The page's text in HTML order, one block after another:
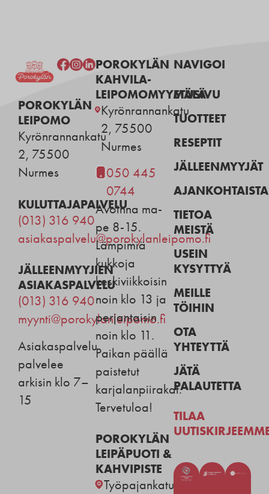
POROKYLÄN
LEIPOMO
Kyrönrannankatu
2, 75500
Nurmes
KULUTTAJAPALVELU
(013) 316 940
asiakaspalvelu@porokylanleipomo.fi
JÄLLEENMYYJIEN
ASIAKASPALVELU
(013) 316 940
myynti@porokylanleipomo.fi
Asiakaspalvelu
palvelee
arkisin klo 7–
15
POROKYLÄN
KAHVILA-
LEIPOMOMYYMÄLÄ
Kyrönrannankatu
2, 75500
Nurmes
050 445
0744
Avoinna ma-
pe 8-15.
Lämpimiä
kukkoja
keskiviikkoisin
noin klo 13 ja
perjantaisin
noin klo 11.
Paikan päällä
paistetut
karjalanpiirakat.
Tervetuloa!
POROKYLÄN
LEIPÄPUOTI &
KAHVIPISTE
Työpajankatu
NAVIGOI
ETUSIVU
TUOTTEET
RESEPTIT
JÄLLEENMYYJÄT
AJANKOHTAISTA
TIETOA
MEISTÄ
USEIN
KYSYTTYÄ
MEILLE
TÖIHIN
OTA
YHTEYTTÄ
JÄTÄ
PALAUTETTA
TILAA